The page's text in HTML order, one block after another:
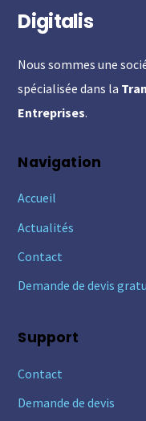
Digitalis
Nous sommes une
spécialisée dans la
Entreprises.
Navigation
Accueil
Actualités
Contact
Demande de devis
Support
Contact
Demande de devis